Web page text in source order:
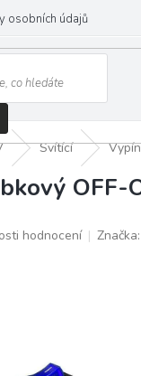
osobních údajů
Svítící
hodnocení Značka: